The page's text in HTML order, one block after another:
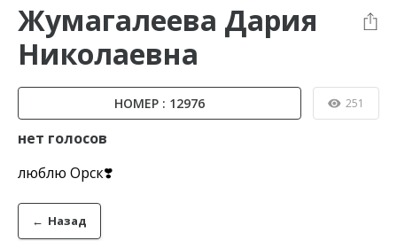
Жумагалеева Дария
Николаевна
НОМЕР : 12976 251
нет голосов
люблю Орск❣️
← Назад